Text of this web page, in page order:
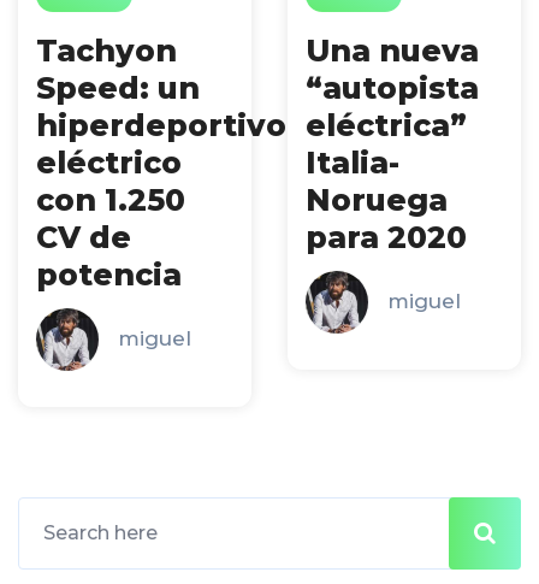
Tachyon
Speed: un
hiperdeportivo
eléctrico
con 1.250
CV de
potencia
miguel
Una nueva
“autopista
eléctrica”
Italia-
Noruega
para 2020
miguel